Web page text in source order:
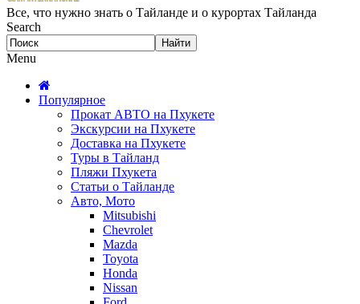
Все, что нужно знать о Тайланде и о курортах Тайланда
Search
Menu
Популярное
Прокат АВТО на Пхукете
Экскурсии на Пхукете
Доставка на Пхукете
Туры в Тайланд
Пляжи Пхукета
Статьи о Тайланде
Авто, Мото
Mitsubishi
Chevrolet
Mazda
Toyota
Honda
Nissan